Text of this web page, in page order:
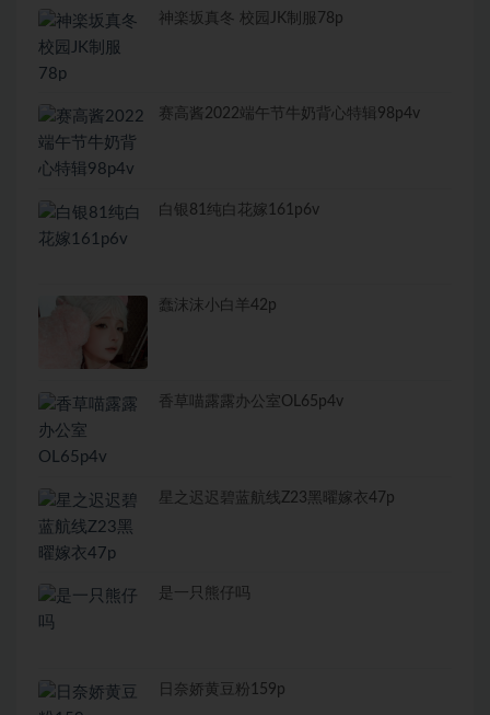
神楽坂真冬 校园JK制服78p
赛高酱2022端午节牛奶背心特辑98p4v
白银81纯白花嫁161p6v
蠢沫沫小白羊42p
香草喵露露办公室OL65p4v
星之迟迟碧蓝航线Z23黑曜嫁衣47p
是一只熊仔吗
日奈娇黄豆粉159p